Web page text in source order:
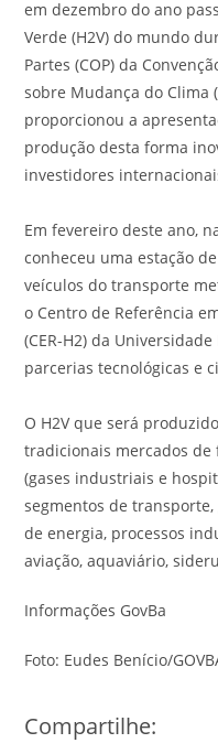
em dezembro do ano
Verde (H2V) do mundo
Partes (COP) da
sobre Mudança do Clima
proporcionou a
produção desta forma
investidores
Em fevereiro deste ano,
conheceu uma estação
veículos do transporte
o Centro de Referência
(CER-H2) da
parcerias tecnológicas e
O H2V que será
tradicionais mercados
(gases industriais e
segmentos de
de energia, processos
aviação, aquaviário,
Informações GovBa
Foto: Eudes Benício/
Compartilhe: